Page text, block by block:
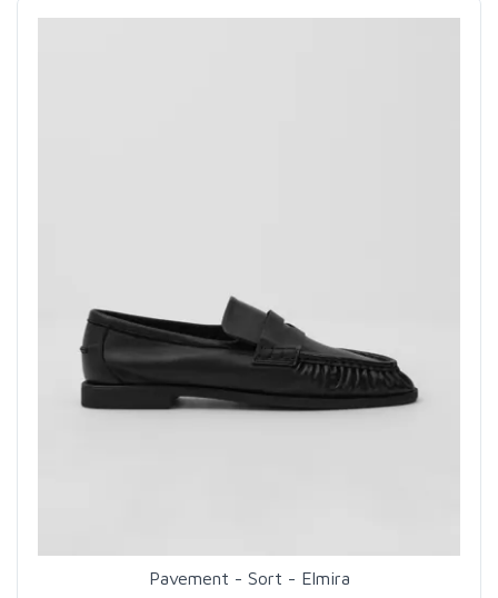
Pavement - Sort - Elmira